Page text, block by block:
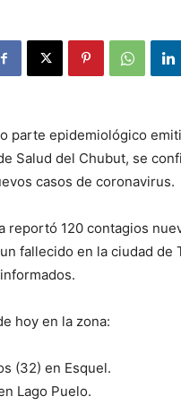
parte epidemiológico
Salud del Chubut, se
casos de coronavirus.
reportó 120 contagios
fallecido en la ciudad de
hoy en la zona:
(32) en Esquel.
Lago Puelo.